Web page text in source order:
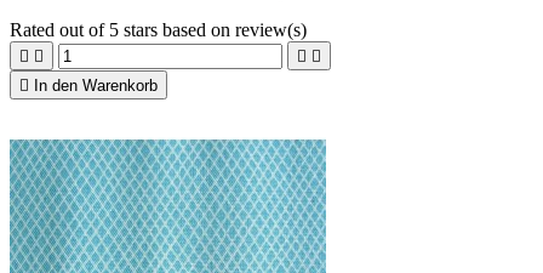
Rated out of 5 stars based on review(s)
   

In den Warenkorb